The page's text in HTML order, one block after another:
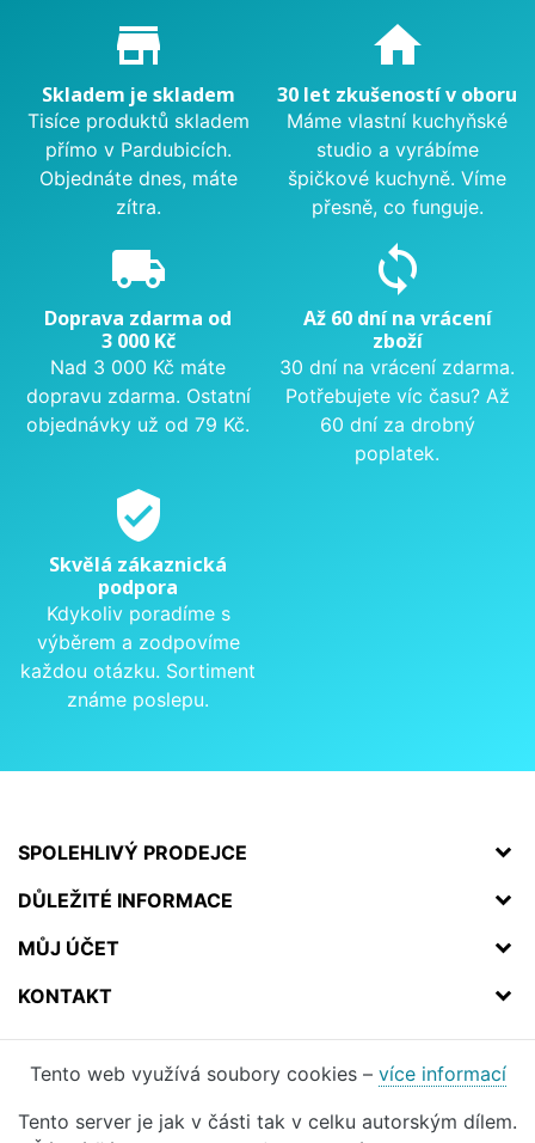
Proč nakupovat u nás?
store_mall_directory
Skladem je skladem
Tisíce produktů skladem
přímo v Pardubicích.
Objednáte dnes, máte
zítra.
home
30 let zkušeností v oboru
Máme vlastní kuchyňské
studio a vyrábíme
špičkové kuchyně. Víme
přesně, co funguje.
local_shipping
Doprava zdarma od
3 000 Kč
Nad 3 000 Kč máte
dopravu zdarma. Ostatní
objednávky už od 79 Kč.
sync
Až 60 dní na vrácení
zboží
30 dní na vrácení zdarma.
Potřebujete víc času? Až
60 dní za drobný
poplatek.
verified_user
Skvělá zákaznická
podpora
Kdykoliv poradíme s
výběrem a zodpovíme
každou otázku. Sortiment
známe poslepu.
SPOLEHLIVÝ PRODEJCE
DŮLEŽITÉ INFORMACE
MŮJ ÚČET
KONTAKT
Tento web využívá soubory cookies – více informací
Tento server je jak v části tak v celku autorským dílem.